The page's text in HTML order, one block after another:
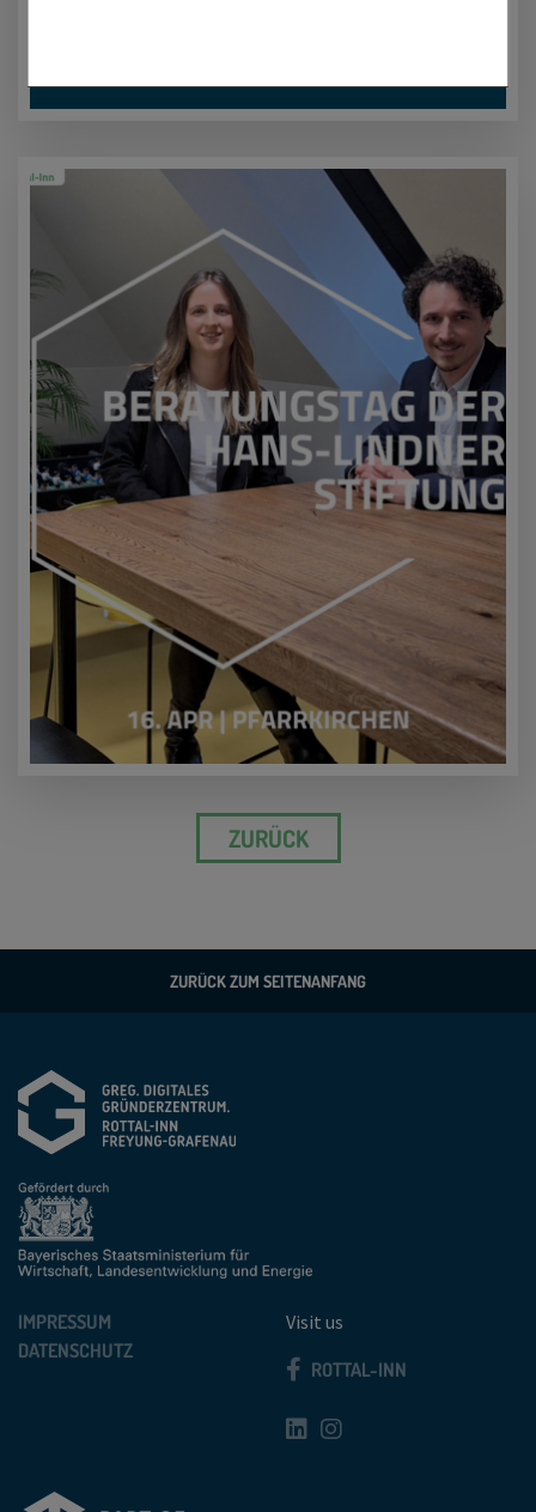
ZURÜCK
ZURÜCK ZUM SEITENANFANG
IMPRESSUM
DATENSCHUTZ
Visit us
ROTTAL-INN